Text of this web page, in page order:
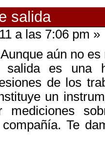
salida
a las 7:06 pm »
aún no
salida es una
de los
un
mediciones
Te